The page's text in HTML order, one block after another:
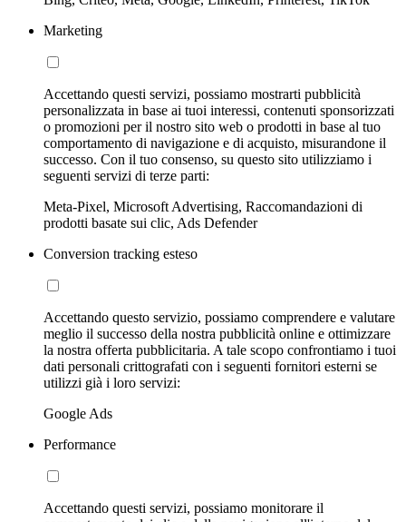
Marketing
Accettando questi servizi, possiamo mostrarti pubblicità
personalizzata in base ai tuoi interessi, contenuti sponsorizzati
o promozioni per il nostro sito web o prodotti in base al tuo
comportamento di navigazione e di acquisto, misurandone il
successo. Con il tuo consenso, su questo sito utilizziamo i
seguenti servizi di terze parti:
Meta-Pixel, Microsoft Advertising, Raccomandazioni di
prodotti basate sui clic, Ads Defender
Conversion tracking esteso
Accettando questo servizio, possiamo comprendere e valutare
meglio il successo della nostra pubblicità online e ottimizzare
la nostra offerta pubblicitaria. A tale scopo confrontiamo i tuoi
dati personali crittografati con i seguenti fornitori esterni se
utilizzi già i loro servizi:
Google Ads
Performance
Accettando questi servizi, possiamo monitorare il